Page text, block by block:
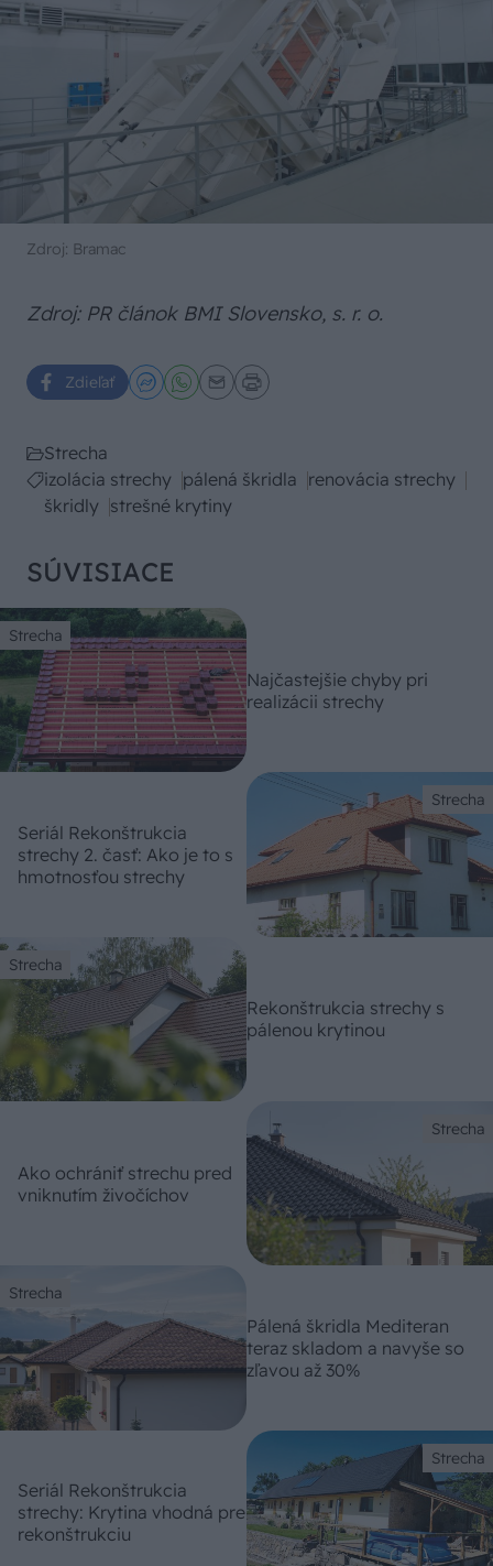
Zdroj: Bramac
Zdroj: PR článok BMI Slovensko, s. r. o.
Zdieľať
Strecha
izolácia strechy pálená škridla renovácia strechy
škridly strešné krytiny
SÚVISIACE
Strecha
Najčastejšie chyby pri
realizácii strechy
Strecha
Seriál Rekonštrukcia
strechy 2. časť: Ako je to s
hmotnosťou strechy
Strecha
Rekonštrukcia strechy s
pálenou krytinou
Strecha
Ako ochrániť strechu pred
vniknutím živočíchov
Strecha
Pálená škridla Mediteran
teraz skladom a navyše so
zľavou až 30%
Strecha
Seriál Rekonštrukcia
strechy: Krytina vhodná pre
rekonštrukciu